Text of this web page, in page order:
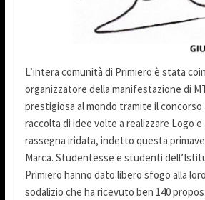
L’intera comunità di Primiero è stata
organizzatore della manifestazione di
prestigiosa al mondo tramite il
raccolta di idee volte a realizzare Logo
rassegna iridata, indetto questa
Marca. Studentesse e studenti
Primiero hanno dato libero sfogo alla
sodalizio che ha ricevuto ben 140